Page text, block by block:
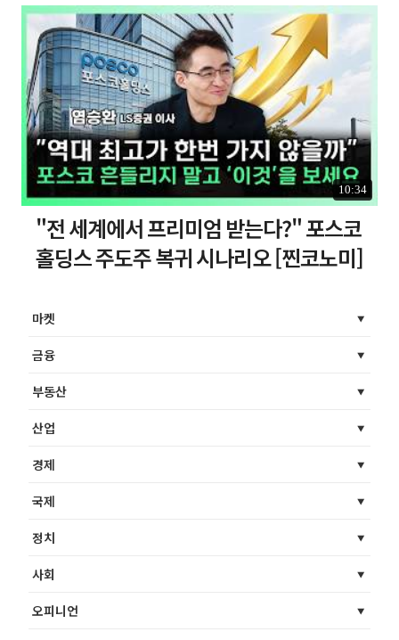
10:34
"전 세계에서 프리미엄 받는다?" 포스코
홀딩스 주도주 복귀 시나리오 [찐코노미]
마켓
금융
부동산
산업
경제
국제
정치
사회
오피니언